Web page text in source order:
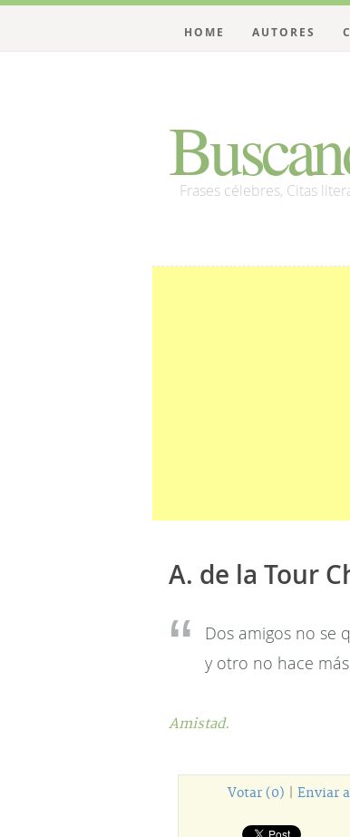
Frases célebres, Citas
HOME AUTORES
A. de la Tour
Dos amigos no se
y otro no hace
Amistad.
Votar (0) Enviar